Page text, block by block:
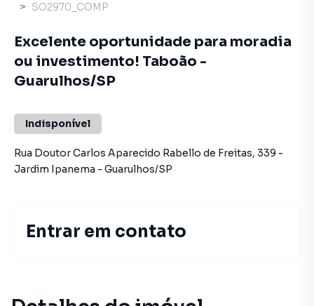
SO2970_COMP
Excelente oportunidade para moradia
ou investimento! Taboão -
Guarulhos/SP
Indisponível
Rua Doutor Carlos Aparecido Rabello de Freitas, 339 -
Jardim Ipanema - Guarulhos/SP
Entrar em contato